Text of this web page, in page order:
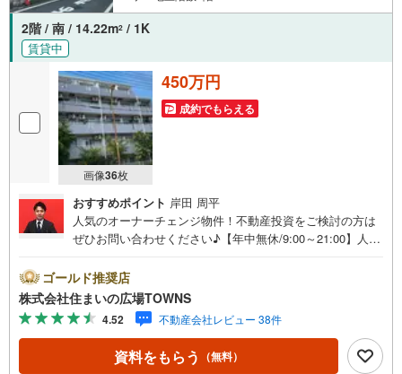
2階 / 南 / 14.22m2 / 1K
賃貸中
画像36枚
450万円
成約でもらえる
おすすめポイント 岸田 周平
人気のオーナーチェンジ物件！不動産投資をご検討の方は
ぜひお問い合わせください♪【年中無休/9:00～21:00】人気
下さい。「室内・現地を見学する」ボタンよりご予約頂く
とご見学がスムーズです。■その他、各種ご相談も承ってお
ります。○住宅ローンのご相談○ライフプランのシミュレー
ション■住まいの広場TOWNSからお客様へ経験豊富なスタ
ッフが親身になってお客様に合った物件をご紹介させて頂
きます！ /他社様掲載物件も併せてご紹介可能ですのでお気
ゴールド推奨店
株式会社住まいの広場TOWNS
4.52 不動産会社レビュー 38件
資料をもらう （無料）